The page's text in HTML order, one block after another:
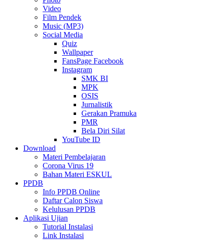
Video
Film Pendek
Music (MP3)
Social Media
Quiz
Wallpaper
FansPage Facebook
Instagram
SMK BI
MPK
OSIS
Jurnalistik
Gerakan Pramuka
PMR
Bela Diri Silat
YouTube ID
Download
Materi Pembelajaran
Corona Virus 19
Bahan Materi ESKUL
PPDB
Info PPDB Online
Daftar Calon Siswa
Kelulusan PPDB
Aplikasi Ujian
Tutorial Instalasi
Link Instalasi